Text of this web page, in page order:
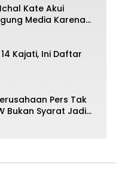
Kate Akui
Media Karena
Kajati, Ini Daftar
Pers Tak
Bukan Syarat Jadi